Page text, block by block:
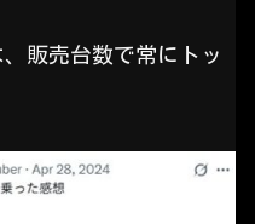
販売台数で常にトッ